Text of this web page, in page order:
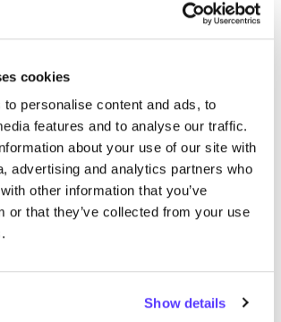
cookies
personalise content and ads, to
features and to analyse our traffic.
about your use of our site with
advertising and analytics partners who
other information that you’ve
or that they’ve collected from your use
Show details